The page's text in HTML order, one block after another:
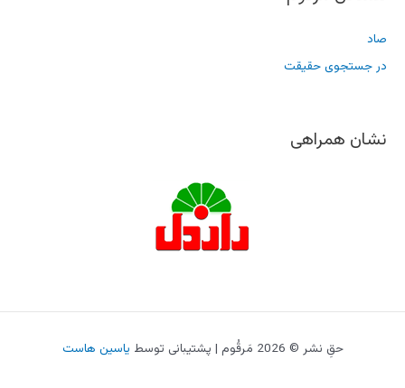
صاد
در جستجوی حقیقت
نشان همراهی
حقِ نشر © 2026 مَرقُوم | پشتیبانی توسط یاسین هاست